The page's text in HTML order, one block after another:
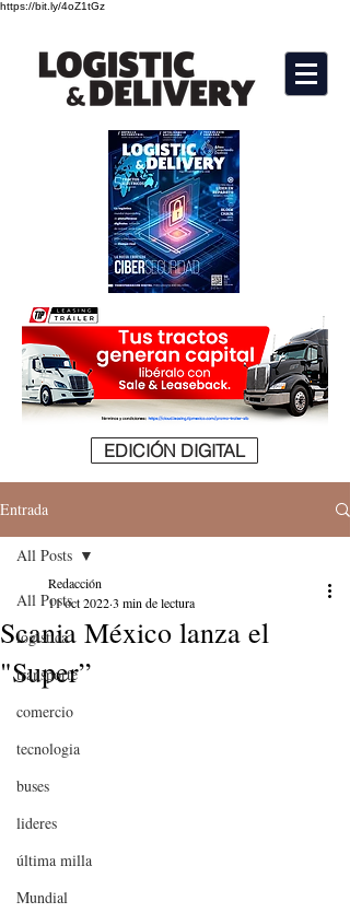
https://bit.ly/4oZ1tGz
EDICIÓN DIGITAL
Entrada
All Posts
logistica
transporte
comercio
tecnologia
buses
lideres
última milla
Mundial
All Posts
Scania México lanza el
"Super”
Redacción
11 oct 20223 min de lectura